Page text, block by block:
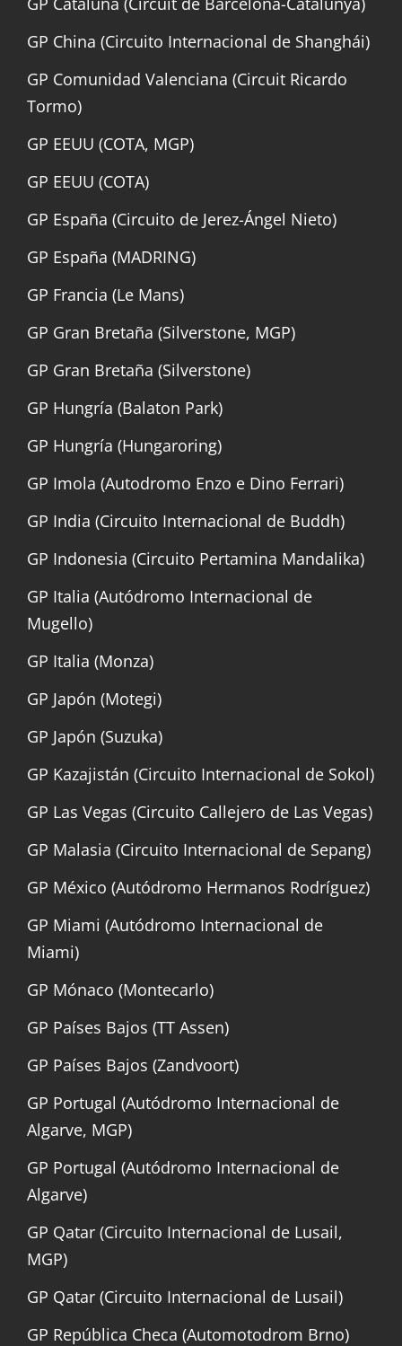
GP China (Circuito Internacional de Shanghái)
GP Comunidad Valenciana (Circuit Ricardo
Tormo)
GP EEUU (COTA, MGP)
GP EEUU (COTA)
GP España (Circuito de Jerez-Ángel Nieto)
GP España (MADRING)
GP Francia (Le Mans)
GP Gran Bretaña (Silverstone, MGP)
GP Gran Bretaña (Silverstone)
GP Hungría (Balaton Park)
GP Hungría (Hungaroring)
GP Imola (Autodromo Enzo e Dino Ferrari)
GP India (Circuito Internacional de Buddh)
GP Indonesia (Circuito Pertamina Mandalika)
GP Italia (Autódromo Internacional de
Mugello)
GP Italia (Monza)
GP Japón (Motegi)
GP Japón (Suzuka)
GP Kazajistán (Circuito Internacional de Sokol)
GP Las Vegas (Circuito Callejero de Las Vegas)
GP Malasia (Circuito Internacional de Sepang)
GP México (Autódromo Hermanos Rodríguez)
GP Miami (Autódromo Internacional de
Miami)
GP Mónaco (Montecarlo)
GP Países Bajos (TT Assen)
GP Países Bajos (Zandvoort)
GP Portugal (Autódromo Internacional de
Algarve, MGP)
GP Portugal (Autódromo Internacional de
Algarve)
GP Qatar (Circuito Internacional de Lusail,
MGP)
GP Qatar (Circuito Internacional de Lusail)
GP República Checa (Automotodrom Brno)